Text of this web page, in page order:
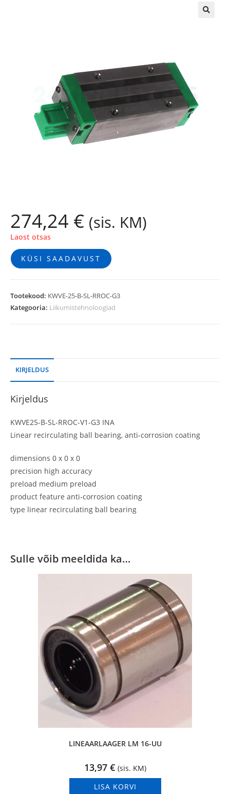
274,24 € (sis. KM)
Laost otsas
KÜSI SAADAVUST
Tootekood: KWVE-25-B-SL-RROC-G3
Kategooria: Liikumistehnoloogiad
KIRJELDUS
Kirjeldus
KWVE25-B-SL-RROC-V1-G3 INA
Linear recirculating ball bearing, anti-corrosion coating
dimensions 0 x 0 x 0
precision high accuracy
preload medium preload
product feature anti-corrosion coating
type linear recirculating ball bearing
Sulle võib meeldida ka…
LINEAARLAAGER LM 16-UU
13,97 € (sis. KM)
LISA KORVI